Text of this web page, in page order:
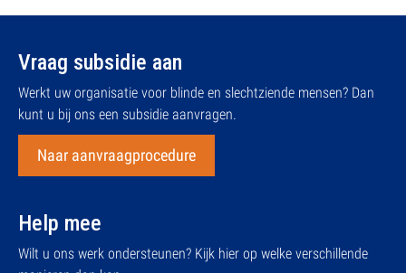
Vraag subsidie aan
Werkt uw organisatie voor blinde en slechtziende mensen? Dan
kunt u bij ons een subsidie aanvragen.
Naar aanvraagprocedure
Help mee
Wilt u ons werk ondersteunen? Kijk hier op welke verschillende